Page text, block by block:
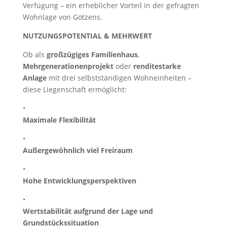
Verfügung – ein erheblicher Vorteil in der gefragten
Wohnlage von Götzens.
NUTZUNGSPOTENTIAL & MEHRWERT
Ob als großzügiges Familienhaus,
Mehrgenerationenprojektoder renditestarke
Anlagemit drei selbstständigen Wohneinheiten –
diese Liegenschaft ermöglicht:
•
Maximale Flexibilität
•
Außergewöhnlich viel Freiraum
•
Hohe Entwicklungsperspektiven
•
Wertstabilität aufgrund der Lage und
Grundstückssituation